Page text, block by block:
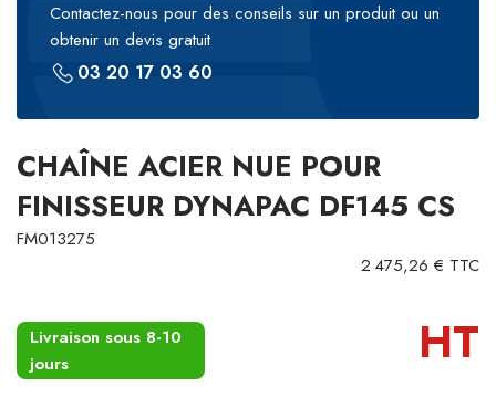
Contactez-nous pour des conseils sur un produit ou un
obtenir un devis gratuit
03 20 17 03 60
CHAÎNE ACIER NUE POUR
FINISSEUR DYNAPAC DF145 CS
FM013275
2 475,26 € TTC
Livraison sous 8-10
jours
HT